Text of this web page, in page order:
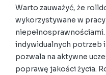
Warto zauważyć, że
wykorzystywane w
indywidualnych potrzeb
pozwala na aktywne
poprawę jakości życia.